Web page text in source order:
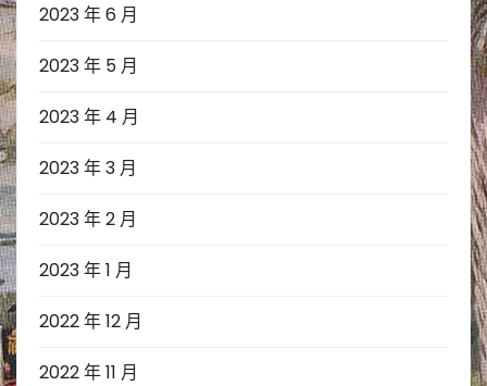
2023 年 6 月
2023 年 5 月
2023 年 4 月
2023 年 3 月
2023 年 2 月
2023 年 1 月
2022 年 12 月
2022 年 11 月